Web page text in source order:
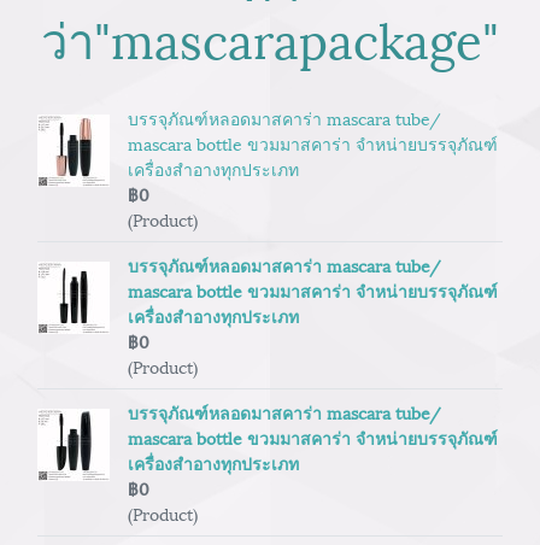
ว่า"mascarapackage"
บรรจุภัณฑ์หลอดมาสคาร่า mascara tube/
mascara bottle ขวมมาสคาร่า จำหน่ายบรรจุภัณฑ์
เครื่องสำอางทุกประเภท
฿0
(Product)
บรรจุภัณฑ์หลอดมาสคาร่า mascara tube/
mascara bottle ขวมมาสคาร่า จำหน่ายบรรจุภัณฑ์
เครื่องสำอางทุกประเภท
฿0
(Product)
บรรจุภัณฑ์หลอดมาสคาร่า mascara tube/
mascara bottle ขวมมาสคาร่า จำหน่ายบรรจุภัณฑ์
เครื่องสำอางทุกประเภท
฿0
(Product)